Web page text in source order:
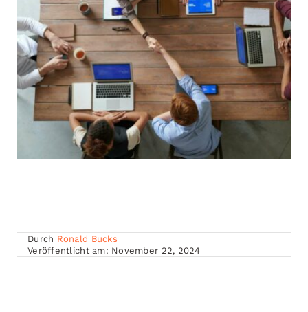
Durch Ronald Bucks
Veröffentlicht am: November 22, 2024